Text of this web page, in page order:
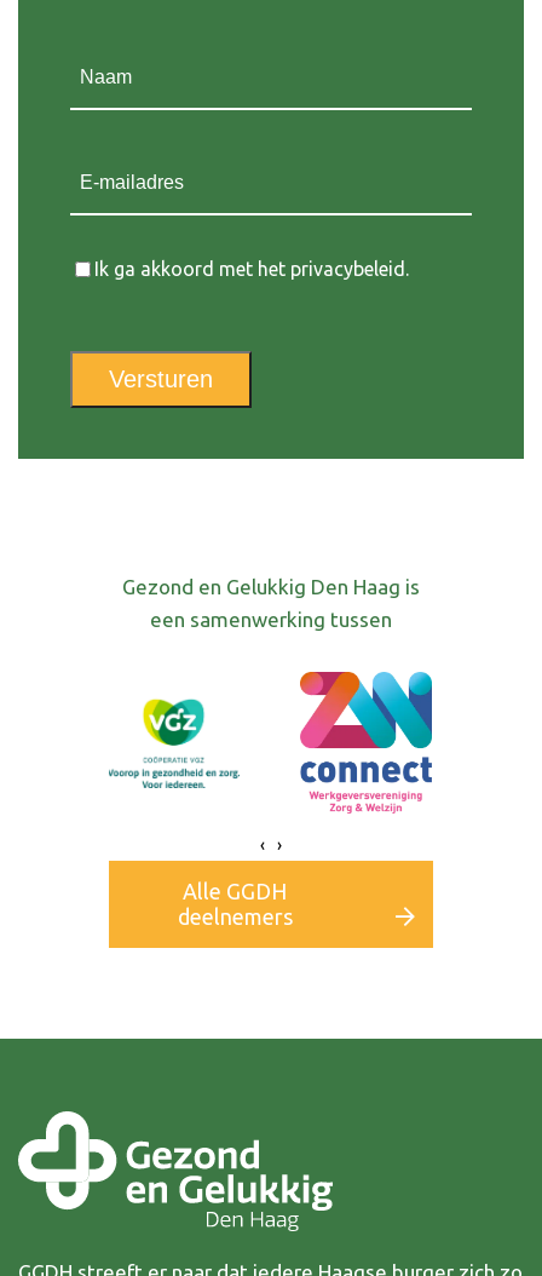
Instemming
Ik ga akkoord met het privacybeleid.
Versturen
Gezond en Gelukkig Den Haag is
een samenwerking tussen
‹ ›
Alle GGDH
deelnemers